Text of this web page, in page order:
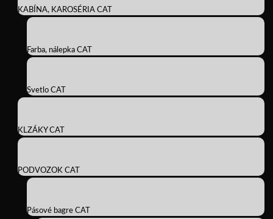
KABÍNA, KAROSÉRIA CAT
Farba, nálepka CAT
Svetlo CAT
KLZÁKY CAT
PODVOZOK CAT
Pásové bagre CAT